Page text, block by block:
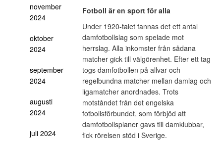
november
2024
oktober
2024
september
2024
augusti
2024
juli 2024
Fotboll är en sport för alla
Under 1920-talet fannas det ett antal
damfotbollslag som spelade mot
herrslag. Alla inkomster från sådana
matcher gick till välgörenhet. Efter ett tag
togs damfotbollen på allvar och
regelbundna matcher mellan damlag och
ligamatcher anordnades. Trots
motståndet från det engelska
fotbollsförbundet, som förbjöd att
damfotbollsplaner gavs till damklubbar,
fick rörelsen stöd i Sverige.